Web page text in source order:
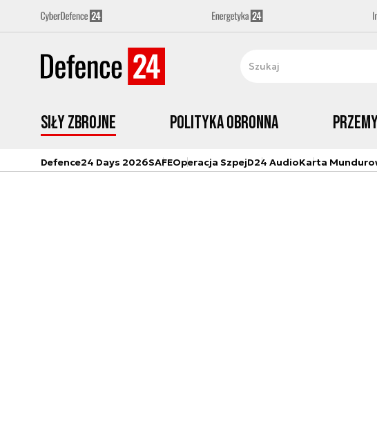
Siły zbrojne Polityka obronna
Defence24 Days 2026SAFEOperacja SzpejD24 AudioKarta